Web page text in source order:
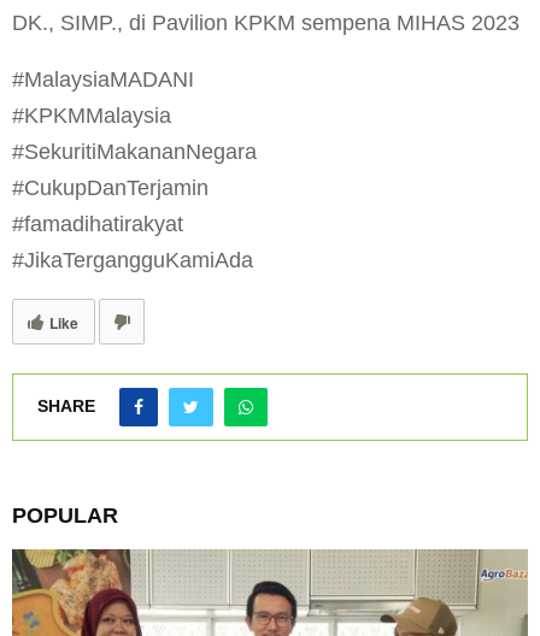
DK., SIMP., di Pavilion KPKM sempena MIHAS 2023
#MalaysiaMADANI
#KPKMMalaysia
#SekuritiMakananNegara
#CukupDanTerjamin
#famadihatirakyat
#JikaTergangguKamiAda
Like
SHARE
POPULAR